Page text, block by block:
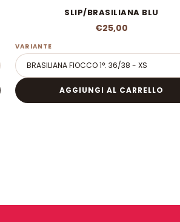
SLIP/BRASILIANA BLU
€25,00
VARIANTE
AGGIUNGI AL CARRELLO